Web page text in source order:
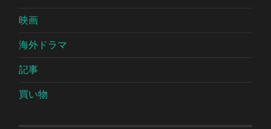
映画
海外ドラマ
記事
買い物